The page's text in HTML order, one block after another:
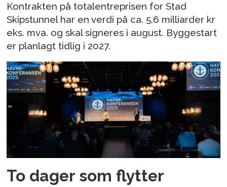
Kontrakten på totalentreprisen for Stad
Skipstunnel har en verdi på ca. 5,6 milliarder kr
eks. mva. og skal signeres i august. Byggestart
er planlagt tidlig i 2027.
To dager som flytter